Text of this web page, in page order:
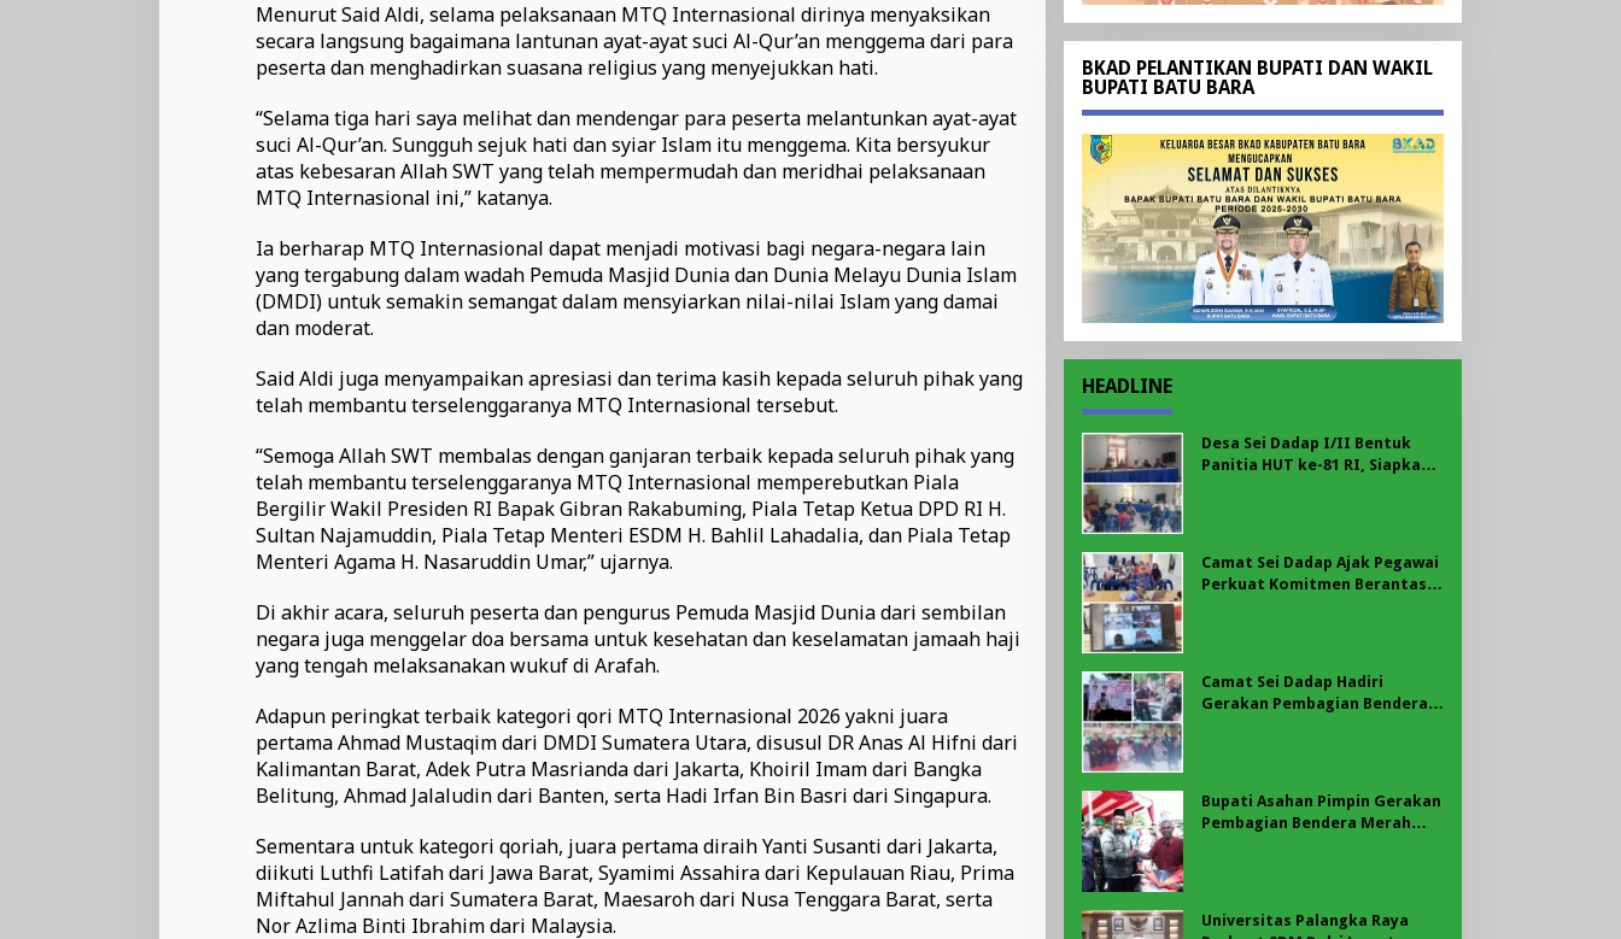
Menurut Said Aldi, selama pelaksanaan MTQ Internasional dirinya menyaksikan
secara langsung bagaimana lantunan ayat-ayat suci Al-Qur’an menggema dari para
peserta dan menghadirkan suasana religius yang menyejukkan hati.
“Selama tiga hari saya melihat dan mendengar para peserta melantunkan ayat-ayat
suci Al-Qur’an. Sungguh sejuk hati dan syiar Islam itu menggema. Kita bersyukur
atas kebesaran Allah SWT yang telah mempermudah dan meridhai pelaksanaan
MTQ Internasional ini,” katanya.
Ia berharap MTQ Internasional dapat menjadi motivasi bagi negara-negara lain
yang tergabung dalam wadah Pemuda Masjid Dunia dan Dunia Melayu Dunia Islam
(DMDI) untuk semakin semangat dalam mensyiarkan nilai-nilai Islam yang damai
dan moderat.
Said Aldi juga menyampaikan apresiasi dan terima kasih kepada seluruh pihak yang
telah membantu terselenggaranya MTQ Internasional tersebut.
“Semoga Allah SWT membalas dengan ganjaran terbaik kepada seluruh pihak yang
telah membantu terselenggaranya MTQ Internasional memperebutkan Piala
Bergilir Wakil Presiden RI Bapak Gibran Rakabuming, Piala Tetap Ketua DPD RI H.
Sultan Najamuddin, Piala Tetap Menteri ESDM H. Bahlil Lahadalia, dan Piala Tetap
Menteri Agama H. Nasaruddin Umar,” ujarnya.
Di akhir acara, seluruh peserta dan pengurus Pemuda Masjid Dunia dari sembilan
negara juga menggelar doa bersama untuk kesehatan dan keselamatan jamaah haji
yang tengah melaksanakan wukuf di Arafah.
Adapun peringkat terbaik kategori qori MTQ Internasional 2026 yakni juara
pertama Ahmad Mustaqim dari DMDI Sumatera Utara, disusul DR Anas Al Hifni dari
Kalimantan Barat, Adek Putra Masrianda dari Jakarta, Khoiril Imam dari Bangka
Belitung, Ahmad Jalaludin dari Banten, serta Hadi Irfan Bin Basri dari Singapura.
Sementara untuk kategori qoriah, juara pertama diraih Yanti Susanti dari Jakarta,
diikuti Luthfi Latifah dari Jawa Barat, Syamimi Assahira dari Kepulauan Riau, Prima
Miftahul Jannah dari Sumatera Barat, Maesaroh dari Nusa Tenggara Barat, serta
Nor Azlima Binti Ibrahim dari Malaysia.
BKAD PELANTIKAN BUPATI DAN WAKIL
BUPATI BATU BARA
HEADLINE
Desa Sei Dadap I/II Bentuk
Panitia HUT ke-81 RI, Siapkan
Camat Sei Dadap Ajak Pegawai
Perkuat Komitmen Berantas
Camat Sei Dadap Hadiri
Gerakan Pembagian Bendera
Bupati Asahan Pimpin Gerakan
Pembagian Bendera Merah
Universitas Palangka Raya